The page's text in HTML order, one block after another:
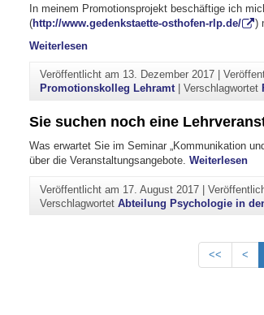
In meinem Promotionsprojekt beschäftige ich
(http://www.gedenkstaette-osthofen-rlp.de/
)
Weiterlesen"Promotionskolleg Lehramt:
Veröffentlicht am 13. Dezember 2017 |
Promotionskolleg Lehramt|Verschlagwortet
Sie suchen noch eine
Was erwartet Sie im Seminar „Kommunikation
über die Veranstaltungsangebote. Weiterlesen
Veröffentlicht am 17. August 2017 |
VerschlagwortetAbteilung Psychologie in
<< <